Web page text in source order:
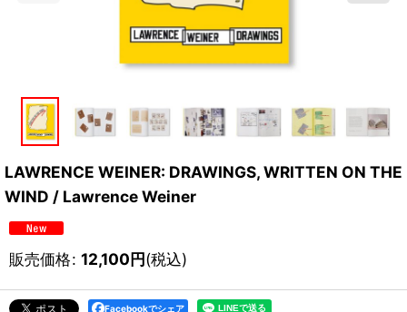
LAWRENCE WEINER: DRAWINGS, WRITTEN ON THE
WIND / Lawrence Weiner
販売価格: 12,100円(税込)
Facebookでシェア